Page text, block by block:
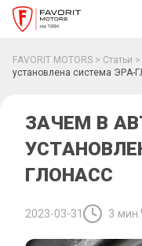
FAVORIT MOTORS Статьи
установлена система ЭРА-
ЗАЧЕМ В
ГЛОНАСС
2023-03-31 3 мин.